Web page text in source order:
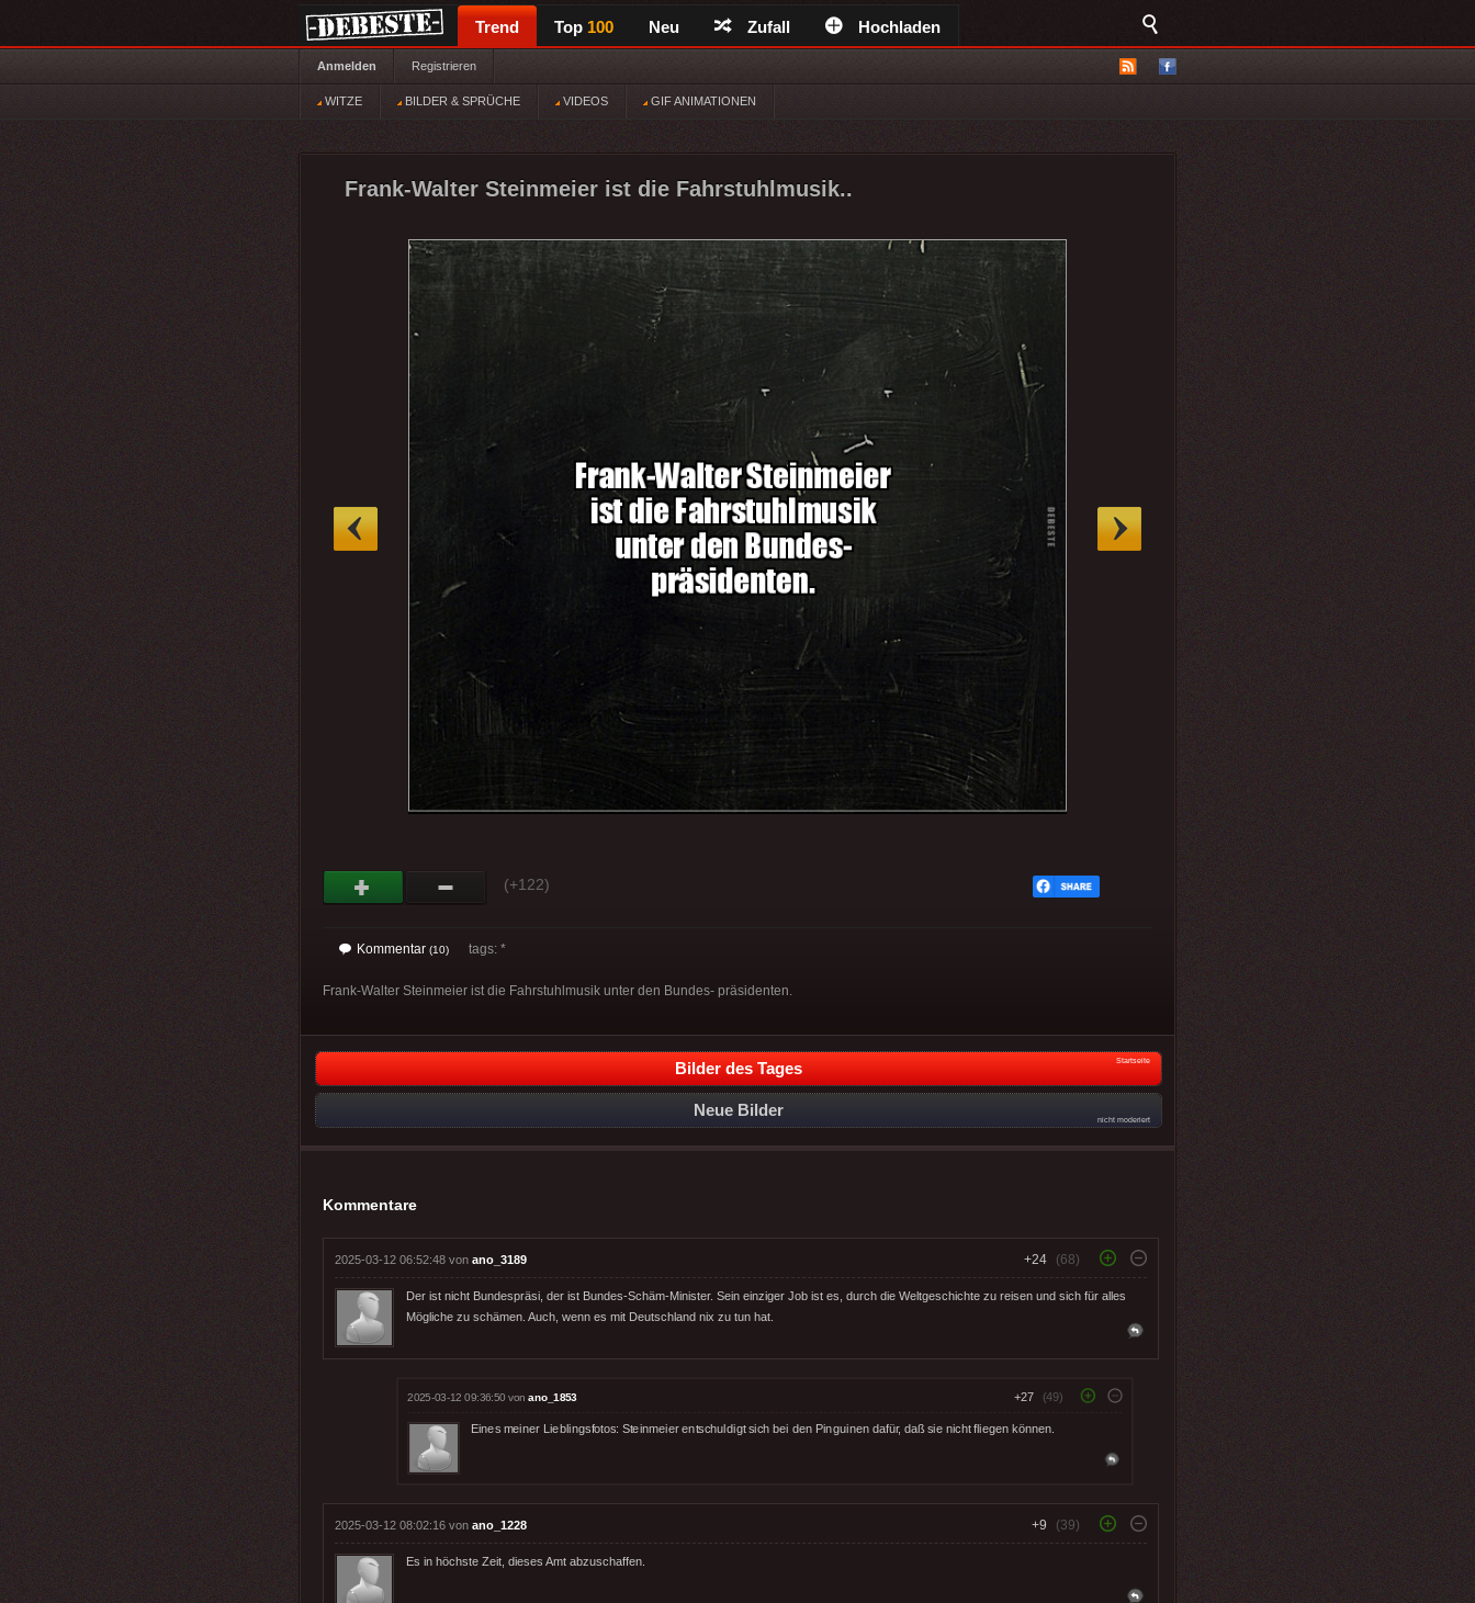
Trend Top 100 Neu Zufall Hochladen
Anmelden Registrieren
WITZE BILDER & SPRÜCHE VIDEOS GIF ANIMATIONEN
Frank-Walter Steinmeier ist die Fahrstuhlmusik..
(+122)
Kommentar (10) tags: *
Frank-Walter Steinmeier ist die Fahrstuhlmusik unter den Bundes- präsidenten.
Bilder des Tages Startseite
Neue Bilder
nicht moderiert
Kommentare
2025-03-12 06:52:48 von ano_3189 +24 (68)
Der ist nicht Bundespräsi, der ist Bundes-Schäm-Minister. Sein einziger Job ist es, durch die Weltgeschichte zu reisen und sich für alles
Mögliche zu schämen. Auch, wenn es mit Deutschland nix zu tun hat.
2025-03-12 09:36:50 vonano_1853 +27 (49)
Eines meiner Lieblingsfotos: Steinmeier entschuldigt sich bei den Pinguinen dafür, daß sie nicht fliegen können.
2025-03-12 08:02:16 von ano_1228 +9 (39)
Es in höchste Zeit, dieses Amt abzuschaffen.